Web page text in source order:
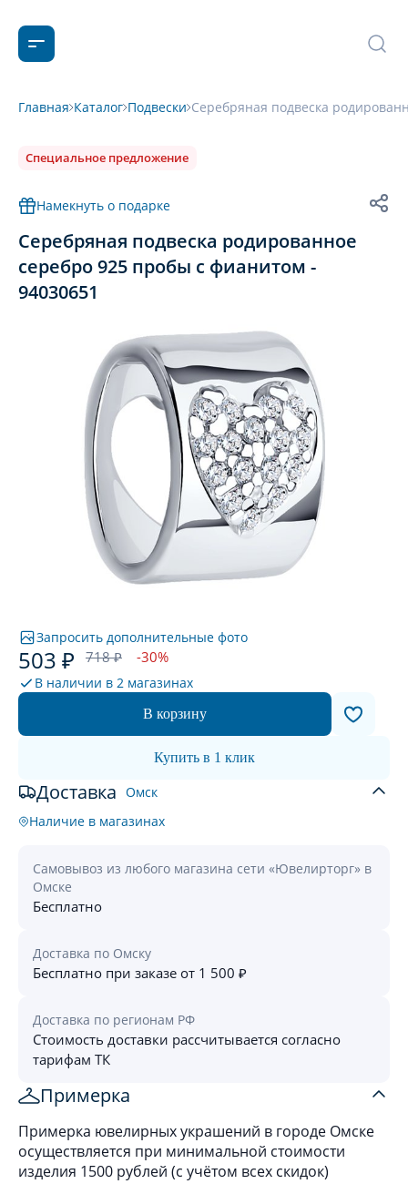
Главная Каталог Подвески Серебряная подвеска
Специальное предложение
Намекнуть о подарке
Серебряная подвеска родированное
серебро 925 пробы с фианитом -
94030651
Запросить дополнительные фото
503 ₽ 718 ₽ -30%
В наличии в 2 магазинах
В корзину
Купить в 1 клик
Доставка Омск
Наличие в магазинах
Самовывоз из любого магазина сети «Ювелирторг» в
Омске
Бесплатно
Доставка по Омску
Бесплатно при заказе от 1 500 ₽
Доставка по регионам РФ
Стоимость доставки рассчитывается согласно
тарифам ТК
Примерка
Примерка ювелирных украшений в городе Омске
осуществляется при минимальной стоимости
изделия 1500 рублей (с учётом всех скидок)